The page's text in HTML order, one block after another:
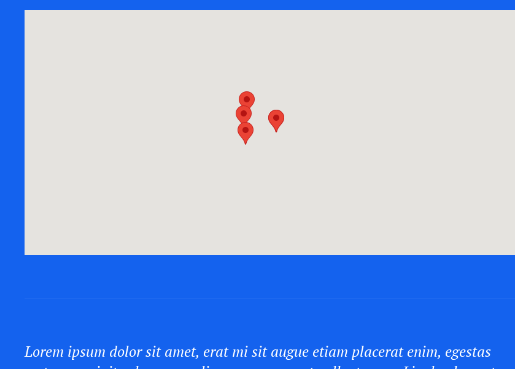
Lorem ipsum dolor sit amet, erat mi sit augue etiam placerat enim, egestas